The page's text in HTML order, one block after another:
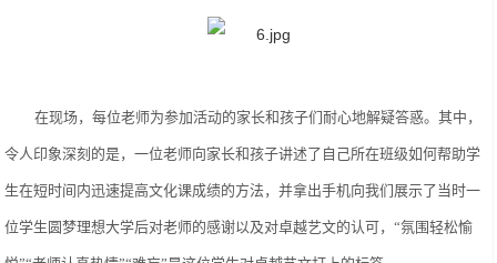
在现场，每位老师为参加活动的家长和孩子们耐心地解疑答惑。其中，
令人印象深刻的是，一位老师向家长和孩子讲述了自己所在班级如何帮助学
生在短时间内迅速提高文化课成绩的方法，并拿出手机向我们展示了当时一
位学生圆梦理想大学后对老师的感谢以及对卓越艺文的认可，“氛围轻松愉